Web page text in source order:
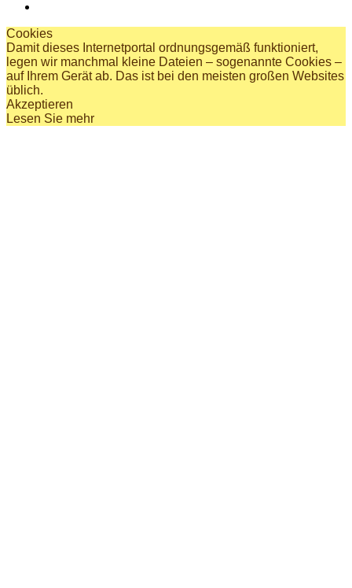
Cookies
Damit dieses Internetportal ordnungsgemäß funktioniert,
legen wir manchmal kleine Dateien – sogenannte Cookies –
auf Ihrem Gerät ab. Das ist bei den meisten großen Websites
üblich.
Akzeptieren
Lesen Sie mehr